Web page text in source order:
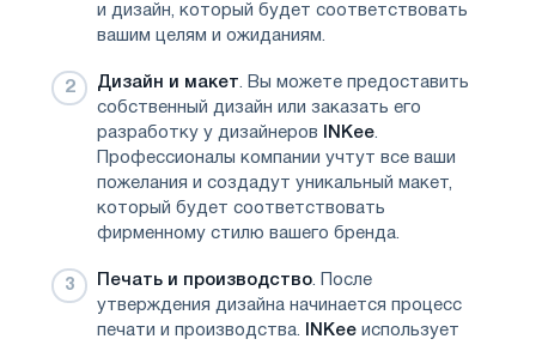
и дизайн, который будет соответствовать
вашим целям и ожиданиям.
Дизайн и макет . Вы можете предоставить
собственный дизайн или заказать его
разработку у дизайнеров
INKee
Профессионалы компании учтут все ваши
пожелания и создадут уникальный макет,
который будет соответствовать
фирменному стилю вашего бренда.
Печать и производство . После
утверждения дизайна начинается процесс
печати и производства.
INKee использует